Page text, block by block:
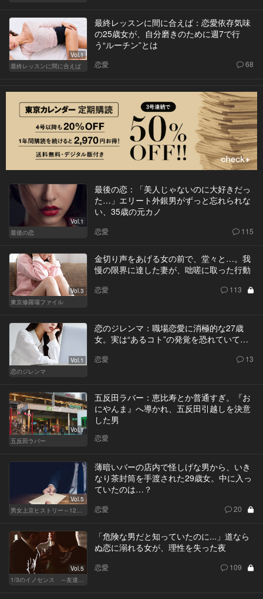
Vol.1
最終レッスンに間に合えば
最終レッスンに間に合えば：恋愛依存気味
の25歳女が、自分磨きのために週7で行
う“ルーチン”とは
恋愛 68
Vol.1
最後の恋
最後の恋：「美人じゃないのに大好きだっ
た…」エリート外銀男がずっと忘れられな
い、35歳の元カノ
恋愛 115
Vol.3
東京修羅場ファイル
金切り声をあげる女の前で、堂々と…。我
慢の限界に達した妻が、咄嗟に取った行動
恋愛 113
Vol.1
恋のジレンマ
恋のジレンマ：職場恋愛に消極的な27歳
女。実は“あるコト”の発覚を恐れていて…
恋愛 13
Vol.1
五反田ラバー
五反田ラバー：恵比寿とか普通すぎ。『お
にやんま』へ導かれ、五反田引越しを決意
した男
恋愛
Vol.5
男女上京ヒストリー～12年目の悲哀～
薄暗いバーの店内で怪しげな男から、いき
なり茶封筒を手渡された29歳女。中に入っ
ていたのは…？
恋愛 20
Vol.5
1/3のイノセンス ～友達の恋人～
「危険な男だと知っていたのに...」道なら
ぬ恋に溺れる女が、理性を失った夜
恋愛 109